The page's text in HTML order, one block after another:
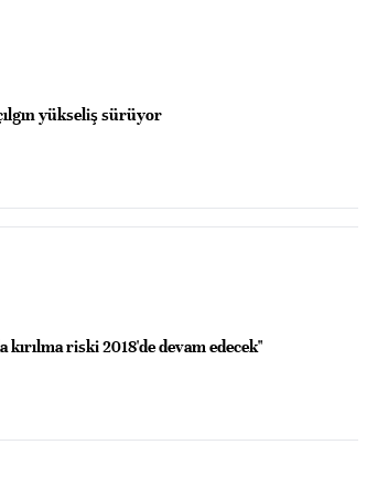
yükseliş sürüyor
kırılma riski 2018'de devam edecek"